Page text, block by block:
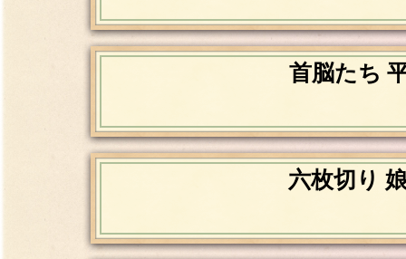
首脳たち
六枚切り